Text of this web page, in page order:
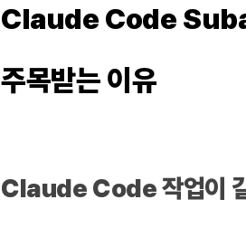
Claude Code
주목받는 이유
Claude Code 작업이